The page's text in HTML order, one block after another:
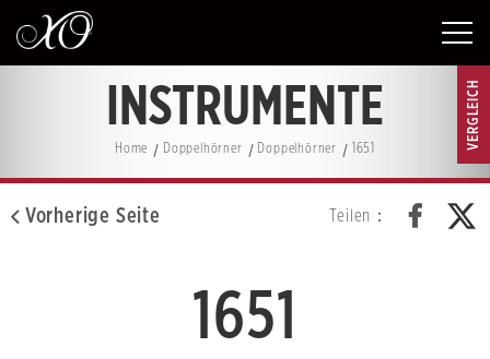
INSTRUMENTE
Home Doppelhörner Doppelhörner 1651
Vorherige Seite Teilen：
1651
VERGLEICH